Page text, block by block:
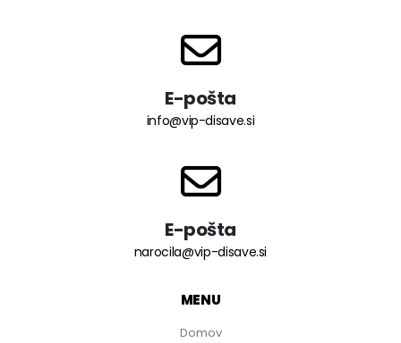
E-pošta
info@vip-disave.si
E-pošta
narocila@vip-disave.si
MENU
Domov